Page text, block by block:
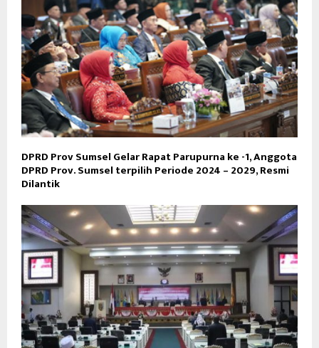
DPRD Prov Sumsel Gelar Rapat Parupurna ke -1, Anggota
DPRD Prov. Sumsel terpilih Periode 2024 – 2029, Resmi
Dilantik